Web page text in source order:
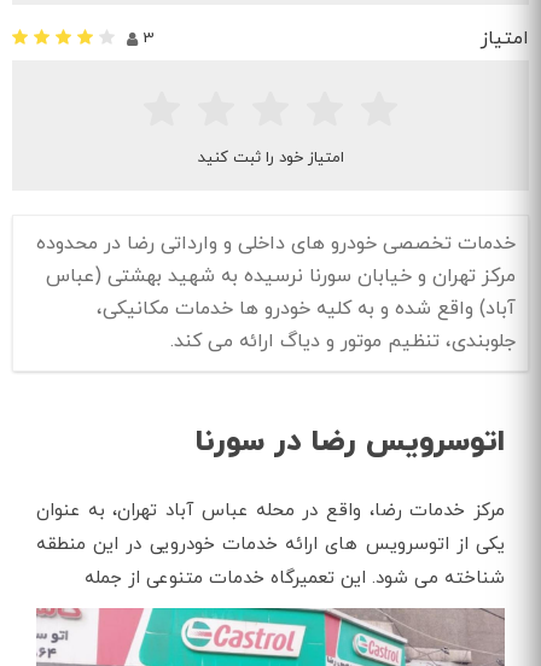
3 امتیاز
امتیاز خود را ثبت کنید
خدمات تخصصی خودرو های داخلی و وارداتی رضا در محدوده
مرکز تهران و خیابان سورنا نرسیده به شهید بهشتی (عباس
آباد) واقع شده و به کلیه خودرو ها خدمات مکانیکی،
جلوبندی، تنظیم موتور و دیاگ ارائه می کند.
اتوسرویس رضا در سورنا
مرکز خدمات رضا، واقع در محله عباس آباد تهران، به عنوان
یکی از اتوسرویس های ارائه خدمات خودرویی در این منطقه
شناخته می‌ شود. این تعمیرگاه خدمات متنوعی از جمله